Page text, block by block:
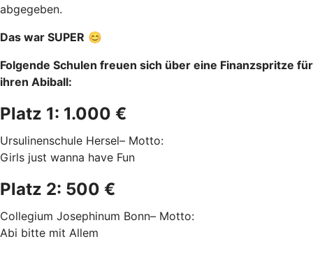
abgegeben.
Das war SUPER 😊
Folgende Schulen freuen sich über eine Finanzspritze für
ihren Abiball:
Platz 1: 1.000 €
Ursulinenschule Hersel– Motto:
Girls just wanna have Fun
Platz 2: 500 €
Collegium Josephinum Bonn– Motto:
Abi bitte mit Allem